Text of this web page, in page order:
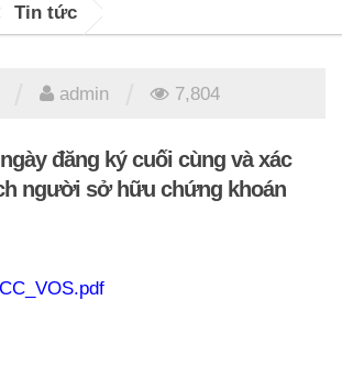
Tin tức
admin 7,804
đăng ký cuối cùng và xác
người sở hữu chứng khoán